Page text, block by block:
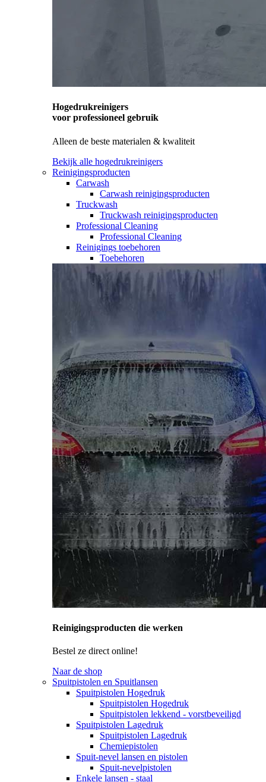
Hogedrukreinigers
voor professioneel gebruik
Alleen de beste materialen & kwaliteit
Bekijk alle hogedrukreinigers
Reinigingsproducten
Carwash
Carwash reinigingsproducten
Truckwash
Truckwash reinigingsproducten
Professional Cleaning
Professional Cleaning
Reinigings toebehoren
Toebehoren
Reinigingsproducten die werken
Bestel ze direct online!
Naar de shop
Spuitpistolen en Spuitlansen
Spuitpistolen Hogedruk
Spuitpistolen Hogedruk
Spuitpistolen lekkend - vorstbeveiligd
Spuitpistolen Lagedruk
Spuitpistolen Lagedruk
Chemiepistolen
Spuit-nevel lansen en pistolen
Spuit-nevelpistolen
Enkele lansen - staal